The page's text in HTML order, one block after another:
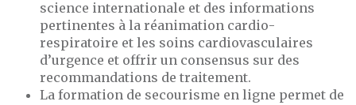
science internationale et des informations
pertinentes à la réanimation cardio-
respiratoire et les soins cardiovasculaires
d’urgence et offrir un consensus sur des
recommandations de traitement.
La formation de secourisme en ligne permet de